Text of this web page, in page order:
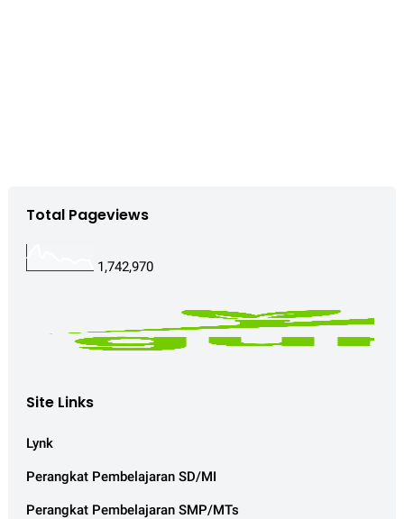
Total Pageviews
1,742,970
Site Links
Lynk
Perangkat Pembelajaran SD/MI
Perangkat Pembelajaran SMP/MTs